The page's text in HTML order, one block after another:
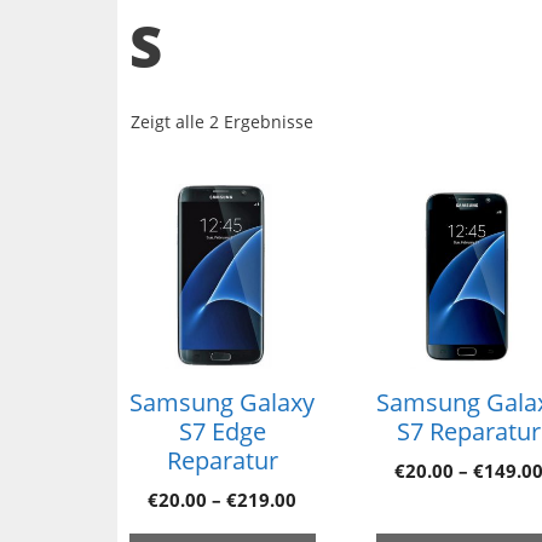
S
Zeigt alle 2 Ergebnisse
Samsung Galaxy
S7 Edge
Reparatur
€20.00 –€219.00
Samsung
S7 Reparatur
€20.00 – €149.00